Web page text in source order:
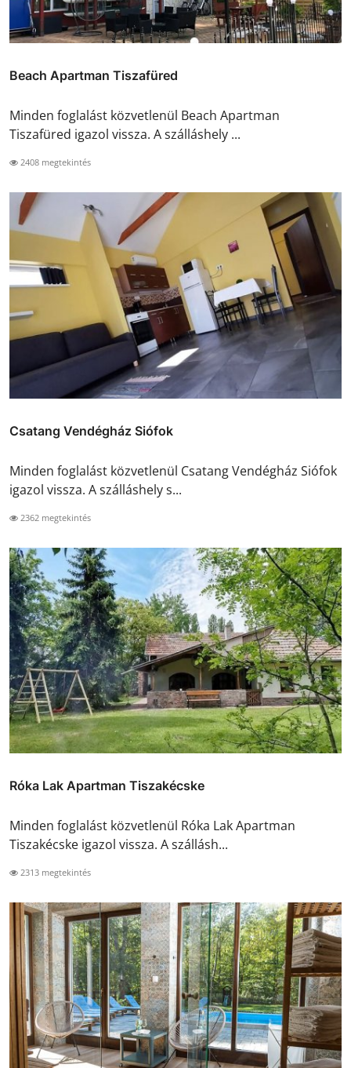
Beach Apartman Tiszafüred
Minden foglalást közvetlenül Beach Apartman
Tiszafüred igazol vissza. A szálláshely ...
2408 megtekintés
Csatang Vendégház Siófok
Minden foglalást közvetlenül Csatang Vendégház Siófok
igazol vissza. A szálláshely s...
2362 megtekintés
Róka Lak Apartman Tiszakécske
Minden foglalást közvetlenül Róka Lak Apartman
Tiszakécske igazol vissza. A szállásh...
2313 megtekintés